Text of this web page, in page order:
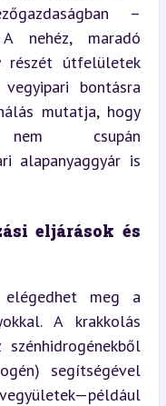
–
nehéz, maradó
részét útfelületek
bontásra
mutatja, hogy
csupán
alapanyaggyár is
eljárások és
meg a
A krakkolás
segítségével